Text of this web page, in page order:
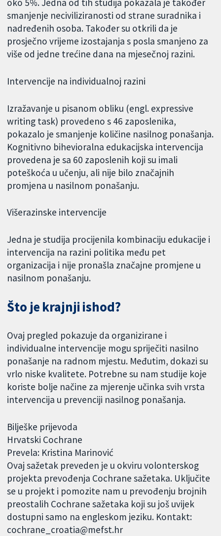
oko 5%. Jedna od tih studija pokazala je također
smanjenje neciviliziranosti od strane suradnika i
nadređenih osoba. Također su otkrili da je
prosječno vrijeme izostajanja s posla smanjeno za
više od jedne trećine dana na mjesečnoj razini.
Intervencije na individualnoj razini
Izražavanje u pisanom obliku (engl. expressive
writing task) provedeno s 46 zaposlenika,
pokazalo je smanjenje količine nasilnog ponašanja.
Kognitivno bihevioralna edukacijska intervencija
provedena je sa 60 zaposlenih koji su imali
poteškoća u učenju, ali nije bilo značajnih
promjena u nasilnom ponašanju.
Višerazinske intervencije
Jedna je studija procijenila kombinaciju edukacije i
intervencija na razini politika među pet
organizacija i nije pronašla značajne promjene u
nasilnom ponašanju.
Što je krajnji ishod?
Ovaj pregled pokazuje da organizirane i
individualne intervencije mogu spriječiti nasilno
ponašanje na radnom mjestu. Međutim, dokazi su
vrlo niske kvalitete. Potrebne su nam studije koje
koriste bolje načine za mjerenje učinka svih vrsta
intervencija u prevenciji nasilnog ponašanja.
Bilješke prijevoda
Hrvatski Cochrane
Prevela: Kristina Marinović
Ovaj sažetak preveden je u okviru volonterskog
projekta prevođenja Cochrane sažetaka. Uključite
se u projekt i pomozite nam u prevođenju brojnih
preostalih Cochrane sažetaka koji su još uvijek
dostupni samo na engleskom jeziku. Kontakt:
cochrane_croatia@mefst.hr